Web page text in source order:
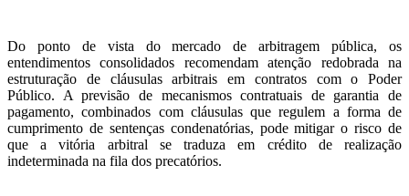
Do ponto de vista do mercado de arbitragem pública, os
entendimentos consolidados recomendam atenção redobrada na
estruturação de cláusulas arbitrais em contratos com o Poder
Público. A previsão de mecanismos contratuais de garantia de
pagamento, combinados com cláusulas que regulem a forma de
cumprimento de sentenças condenatórias, pode mitigar o risco de
que a vitória arbitral se traduza em crédito de realização
indeterminada na fila dos precatórios.